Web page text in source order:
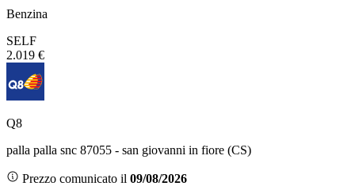
Benzina
SELF
2.019 €
Q8
palla palla snc 87055 - san giovanni in fiore (CS)
Prezzo comunicato il 09/08/2026